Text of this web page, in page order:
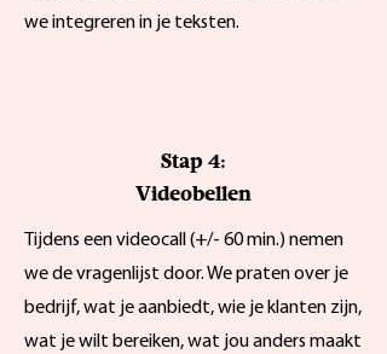
we integreren in je teksten.
Stap 4:
Videobellen
Tijdens een videocall (+/- 60 min.) nemen
we de vragenlijst door. We praten over je
bedrijf, wat je aanbiedt, wie je klanten zijn,
wat je wilt bereiken, wat jou anders maakt